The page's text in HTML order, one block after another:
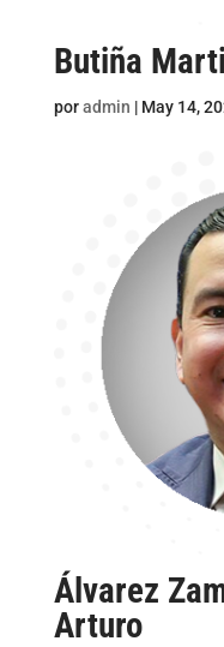
Butiña
poradmin | May 14,
Álvarez
Arturo